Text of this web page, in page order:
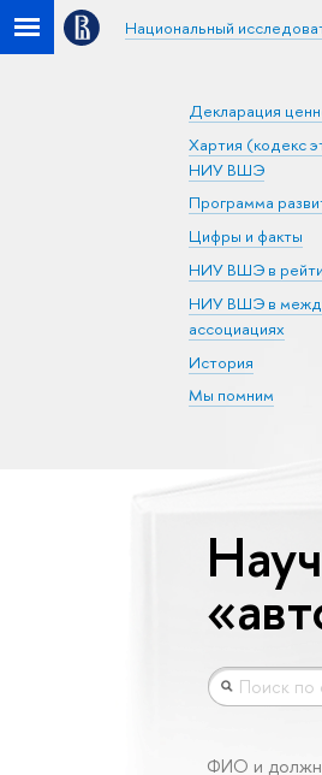
Национальный
Декларация
Хартия (кодекс
НИУ ВШЭ
Программа
Цифры и факты
НИУ ВШЭ в
НИУ ВШЭ в
ассоциациях
История
Мы помним
ФИО и